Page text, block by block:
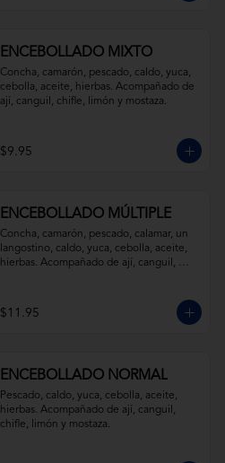
ENCEBOLLADO MIXTO
Concha, camarón, pescado, caldo, yuca,
cebolla, aceite, hierbas. Acompañado de
ají, canguil, chifle, limón y mostaza.
$9.95
ENCEBOLLADO MÚLTIPLE
Concha, camarón, pescado, calamar, un
langostino, caldo, yuca, cebolla, aceite,
hierbas. Acompañado de ají, canguil,
$11.95
ENCEBOLLADO NORMAL
Pescado, caldo, yuca, cebolla, aceite,
hierbas. Acompañado de ají, canguil,
chifle, limón y mostaza.